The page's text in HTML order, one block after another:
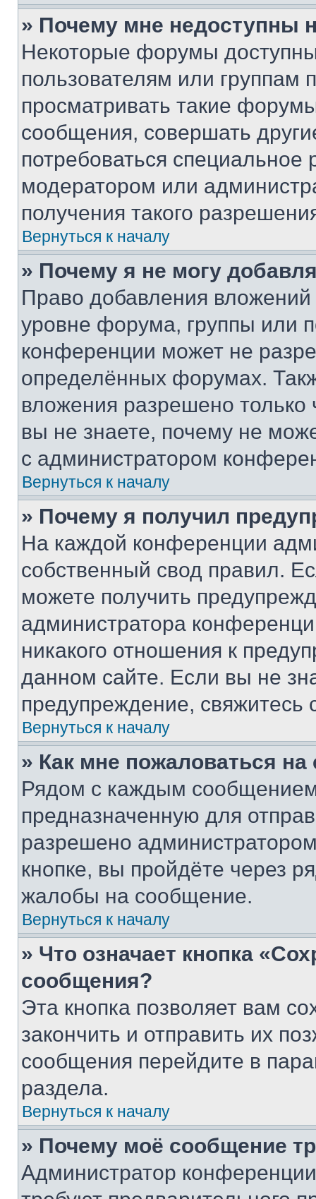
» Почему мне недоступны
Некоторые форумы
пользователям или группам
просматривать такие
сообщения, совершать
потребоваться
модератором или
получения такого
Вернуться к началу
» Почему я не могу
Право добавления
уровне форума, группы или
конференции может не
определённых форумах.
вложения разрешено
вы не знаете, почему не
с администратором
Вернуться к началу
» Почему я получил
На каждой конференции
собственный свод правил.
можете получить
администратора
никакого отношения к
данном сайте. Если вы не
предупреждение,
Вернуться к началу
» Как мне пожаловаться
Рядом с каждым сообщением
предназначенную для
разрешено
кнопке, вы пройдёте через
жалобы на сообщение.
Вернуться к началу
» Что означает кнопка
сообщения?
Эта кнопка позволяет вам
закончить и отправить их
сообщения перейдите в
раздела.
Вернуться к началу
» Почему моё сообщение
Администратор